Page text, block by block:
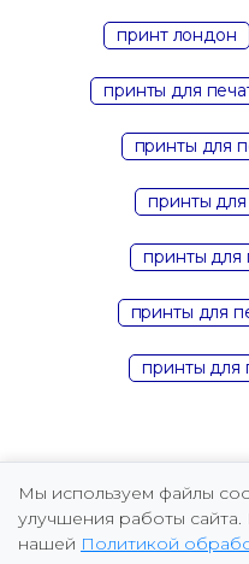
принт лондон
принты для
принты для
принты
принты для
принты для
принты для
Мы используем файлы
улучшения работы сайта.
нашей Политикой